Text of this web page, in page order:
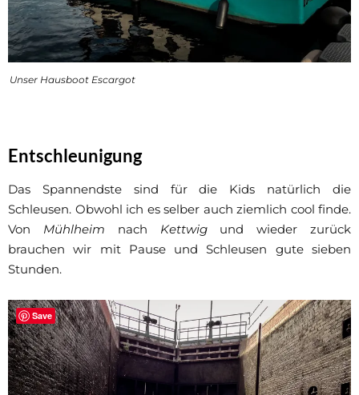
Unser Hausboot Escargot
Entschleunigung
Das Spannendste sind für die Kids natürlich die
Schleusen. Obwohl ich es selber auch ziemlich cool finde.
Von Mühlheim nach Kettwigund wieder zurück
brauchen wir mit Pause und Schleusen gute sieben
Stunden.
Save